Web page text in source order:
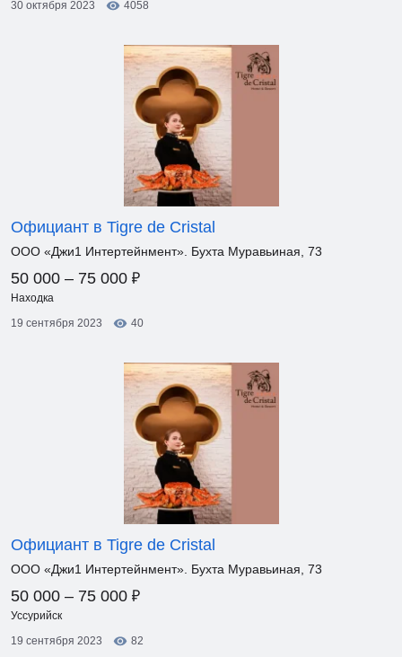
30 октября 2023
4058
Официант в Tigre de Cristal
ООО «Джи1 Интертейнмент». Бухта Муравьиная, 73
50 000 – 75 000 ₽
Находка
19 сентября 2023
40
Официант в Tigre de Cristal
ООО «Джи1 Интертейнмент». Бухта Муравьиная, 73
50 000 – 75 000 ₽
Уссурийск
19 сентября 2023
82